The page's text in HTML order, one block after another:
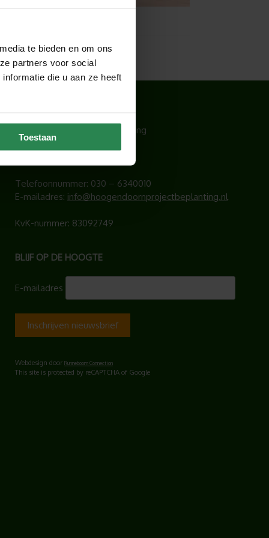
te bieden en om ons
partners voor social
die u aan ze heeft
Toestaan
Hoogendoorn Projectbeplanting
Lichtschip 77
Telefoonnummer: 030 – 6340010
E-mailadres: info@hoogendoornprojectbeplanting.nl
KvK-nummer: 83092749
BLIJF OP DE HOOGTE
E-mailadres
Webdesign door Runneboom Connection
This site is protected by reCAPTCHA of Google